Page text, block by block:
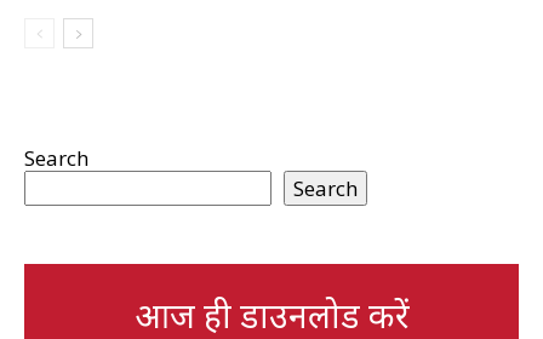
Search
Search
आज ही डाउनलोड करें